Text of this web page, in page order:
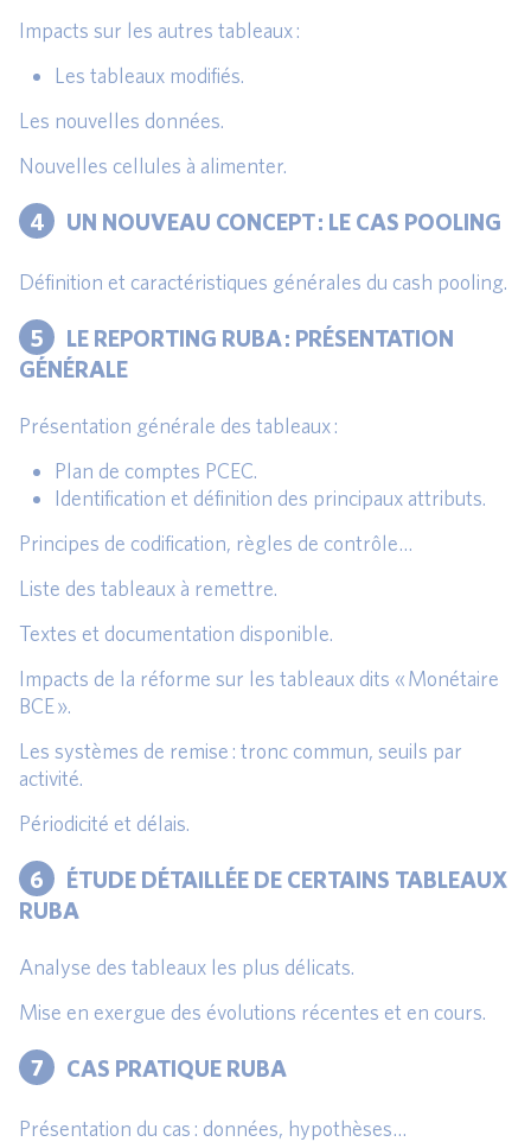
Impacts sur les autres tableaux :
Les tableaux modifiés.
Les nouvelles données.
Nouvelles cellules à alimenter.
4 UN NOUVEAU CONCEPT : LE CAS POOLING
Définition et caractéristiques générales du cash pooling.
5
LE REPORTING RUBA : PRÉSENTATION
GÉNÉRALE
Présentation générale des tableaux :
Plan de comptes PCEC.
Identification et définition des principaux attributs.
Principes de codification, règles de contrôle…
Liste des tableaux à remettre.
Textes et documentation disponible.
Impacts de la réforme sur les tableaux dits « Monétaire
BCE ».
Les systèmes de remise : tronc commun, seuils par
activité.
Périodicité et délais.
6
ÉTUDE DÉTAILLÉE DE CERTAINS TABLEAUX
RUBA
Analyse des tableaux les plus délicats.
Mise en exergue des évolutions récentes et en cours.
7 CAS PRATIQUE RUBA
Présentation du cas : données, hypothèses…